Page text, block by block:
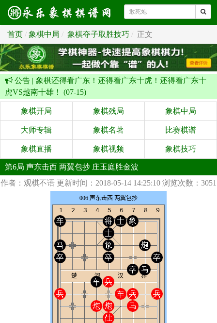
首页 象棋中局 象棋夺子取胜技巧 正文
公告 | 象棋还得看广东！还得看广东十虎！还得看广东十
虎VS越南十雄！ (07-15)
象棋开局 象棋残局 象棋中局
大师专辑 象棋名著 比赛棋谱
象棋直播 象棋视频 象棋技巧
第6局 声东击西 两翼包抄 庄玉庭胜金波
作者：观棋不语 更新时间：2018-05-14 14:25:10 浏览次数：3051